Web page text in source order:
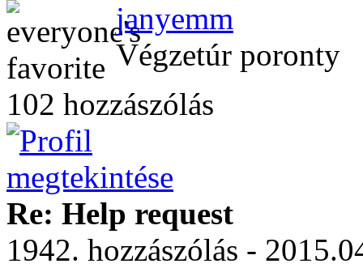
janyemm
Végzetúr poronty
102 hozzászólás
Re: Help request
1942. hozzászólás -